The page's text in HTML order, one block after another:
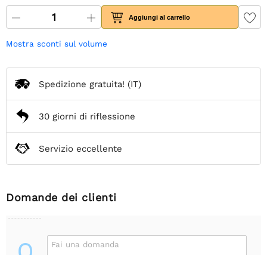
Aggiungi al carrello
Mostra sconti sul volume
Spedizione gratuita! (IT)
30 giorni di riflessione
Servizio eccellente
Domande dei clienti
Fai una domanda